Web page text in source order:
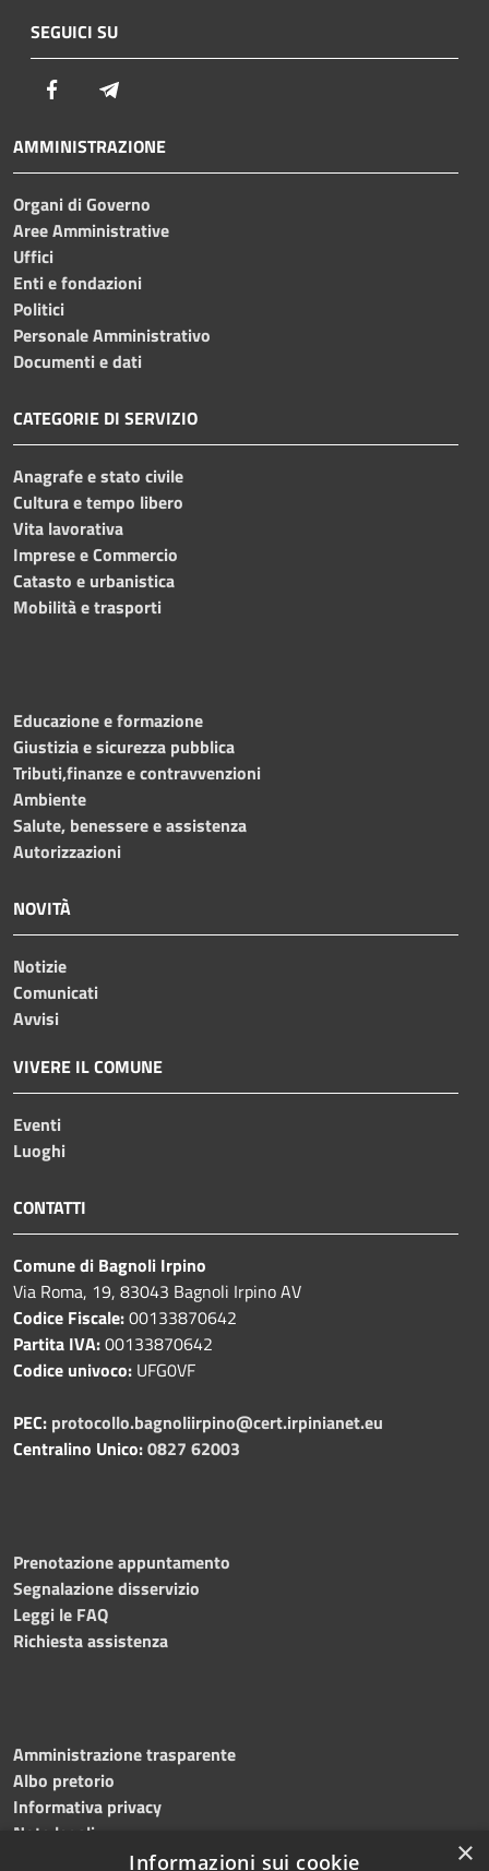
SEGUICI SU
Facebook
AMMINISTRAZIONE
Organi di Governo
Aree Amministrative
Uffici
Enti e fondazioni
Politici
Personale Amministrativo
Documenti e dati
CATEGORIE DI SERVIZIO
Anagrafe e stato civile
Cultura e tempo libero
Vita lavorativa
Imprese e Commercio
Catasto e urbanistica
Mobilità e trasporti
Educazione e formazione
Giustizia e sicurezza pubblica
Tributi,finanze e contravvenzioni
Ambiente
Salute, benessere e assistenza
Autorizzazioni
NOVITÀ
Notizie
Comunicati
Avvisi
VIVERE IL COMUNE
Eventi
Luoghi
CONTATTI
Comune di Bagnoli Irpino
Via Roma, 19, 83043 Bagnoli Irpino AV
Codice Fiscale:00133870642
Partita IVA:00133870642
Codice univoco: UFG0VF
PEC: protocollo.bagnoliirpino@cert.irpinianet.eu
Centralino Unico:0827 62003
Prenotazione appuntamento
Segnalazione disservizio
Leggi le FAQ
Richiesta assistenza
Amministrazione trasparente
Albo pretorio
Informativa privacy
Note legali
Dichiarazione di accessibilità
×
Informazioni sui cookie